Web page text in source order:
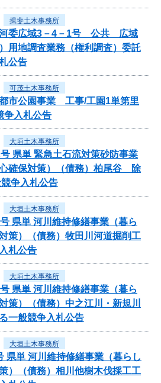
揖斐土木事務所
河委広域3－4－1号 公共 広域
用地調査業務（権利調査）委託
公告
可茂土木事務所
市公園事業 工事/工園1単第里
争入札公告
大垣土木事務所
県単 緊急土石流対策砂防事業
心確保対策）（債務）柏尾谷 除
争入札公告
大垣土木事務所
県単 河川維持修繕事業（暮ら
策）（債務）牧田川河道掘削工
札公告
大垣土木事務所
県単 河川維持修繕事業（暮ら
策）（債務）中之江川・新規川
一般競争入札公告
大垣土木事務所
県単 河川維持修繕事業（暮らし
）（債務）相川他樹木伐採工工